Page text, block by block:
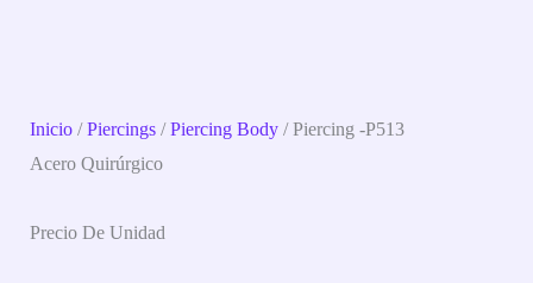
Inicio /Piercings /Piercing Body / Piercing -P513
Acero Quirúrgico
Precio De Unidad